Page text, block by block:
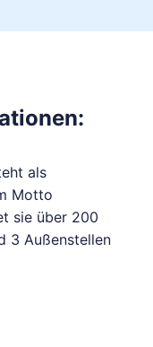
als
Motto
sie über 200
3 Außenstellen